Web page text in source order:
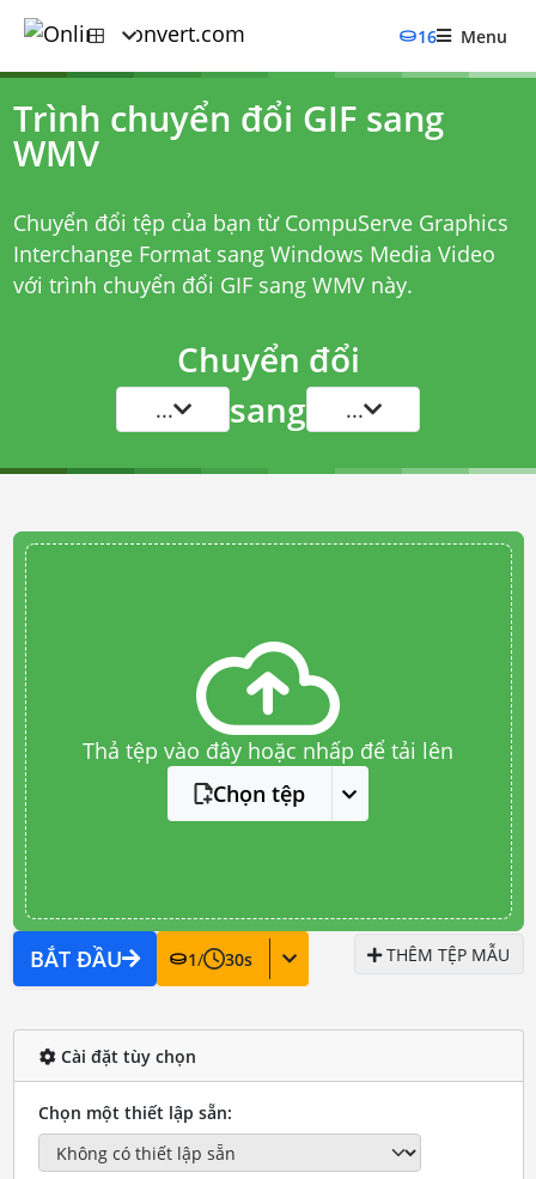
16 Menu
Trình chuyển đổi GIF sang
WMV
Chuyển đổi tệp của bạn từ CompuServe Graphics
Interchange Format sang Windows Media Video
với trình chuyển đổi GIF sang WMVnày.
Chuyển đổi
... sang ...
Thả tệp vào đây hoặc nhấp để tải lên
Chọn tệp
BẮT ĐẦU 1/ 30s THÊM TỆP MẪU
Cài đặt tùy chọn
Chọn một thiết lập sẵn: